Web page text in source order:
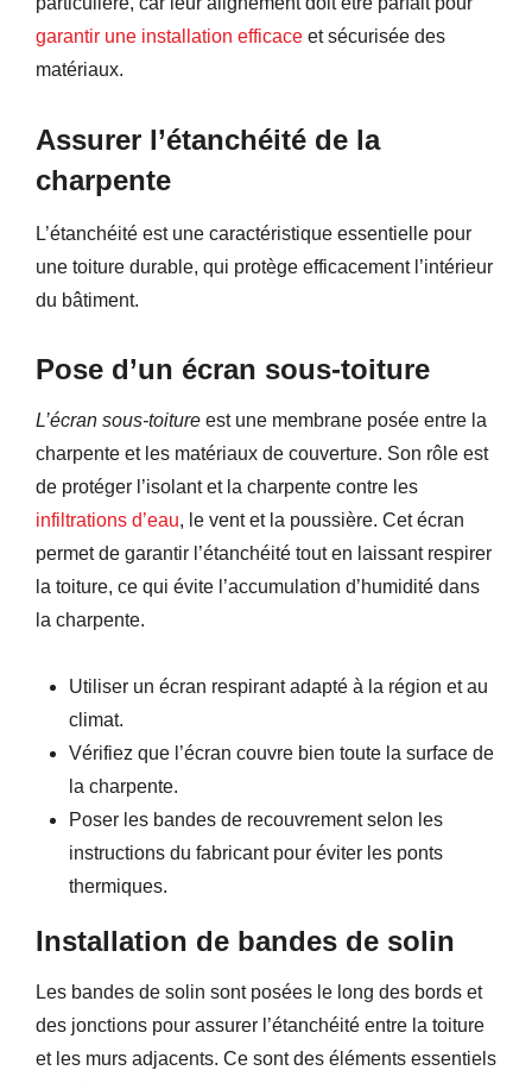
garantir une installation efficace et sécurisée des
matériaux.
Assurer l’étanchéité de la
charpente
L’étanchéité est une caractéristique essentielle pour
une toiture durable, qui protège efficacement l’intérieur
du bâtiment.
Pose d’un écran sous-toiture
L’écran sous-toiture est une membrane posée entre la
charpente et les matériaux de couverture. Son rôle est
de protéger l’isolant et la charpente contre les
infiltrations d’eau, le vent et la poussière. Cet écran
permet de garantir l’étanchéité tout en laissant respirer
la toiture, ce qui évite l’accumulation d’humidité dans
la charpente.
Utiliser un écran respirant adapté à la région et au
climat.
Vérifiez que l’écran couvre bien toute la surface de
la charpente.
Poser les bandes de recouvrement selon les
instructions du fabricant pour éviter les ponts
thermiques.
Installation de bandes de solin
Les bandes de solin sont posées le long des bords et
des jonctions pour assurer l’étanchéité entre la toiture
et les murs adjacents. Ce sont des éléments essentiels